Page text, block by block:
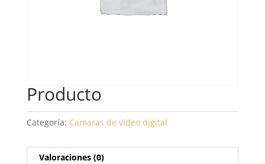
Producto
Categoría: Camaras de video digital
Valoraciones (0)